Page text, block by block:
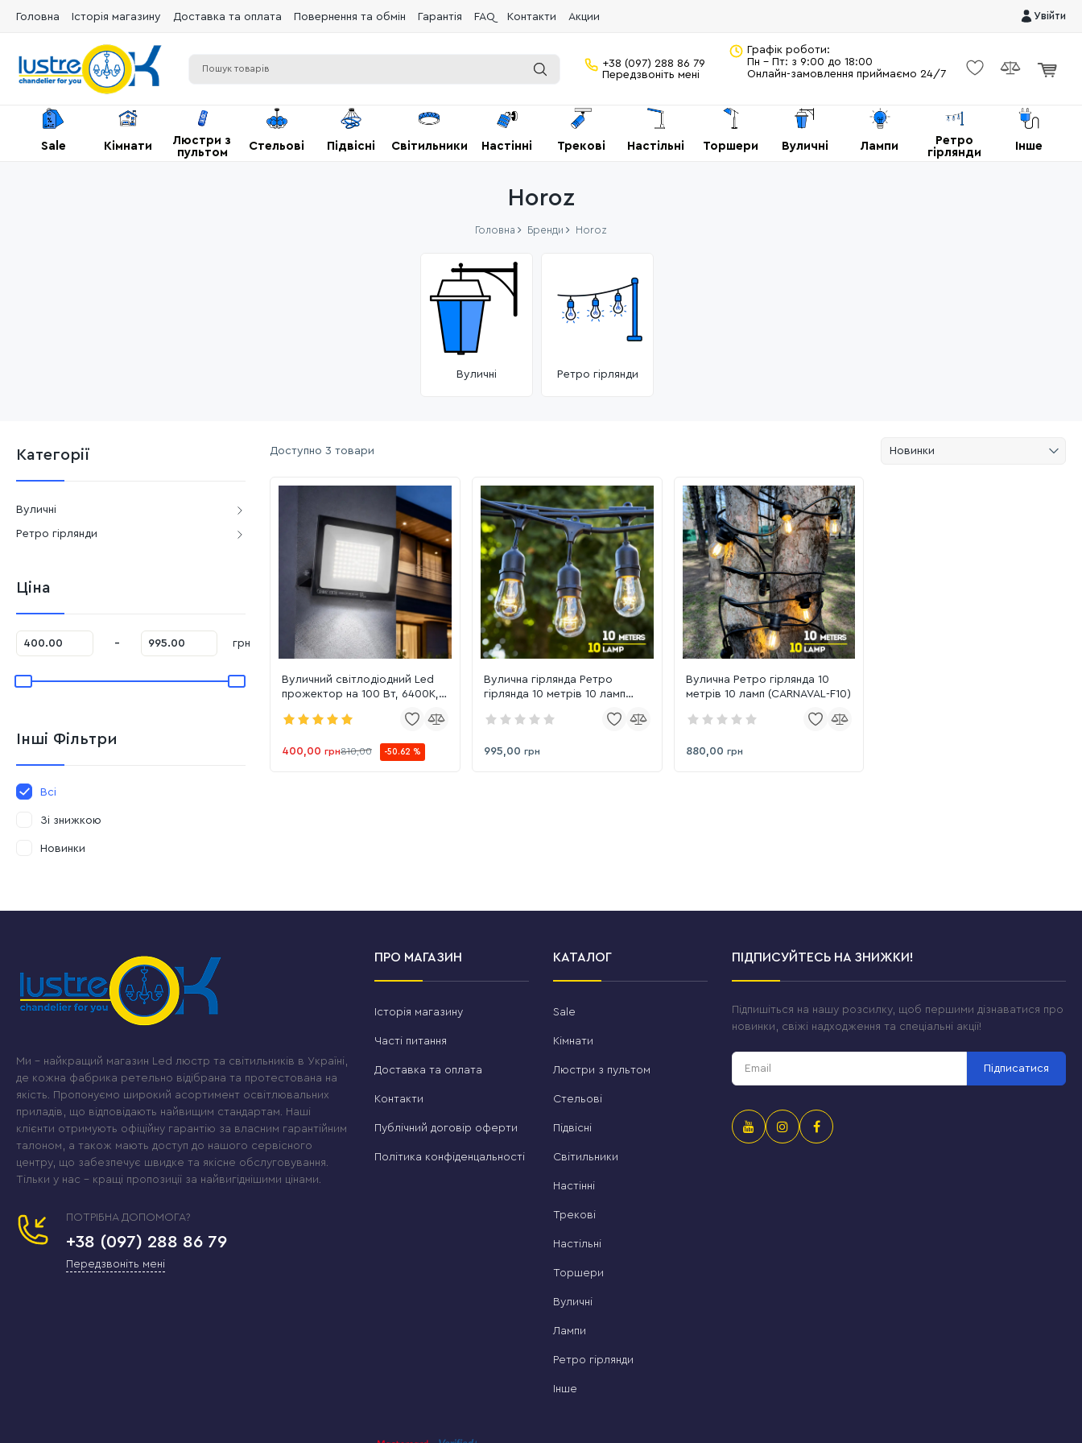
Головна Історія магазину Доставка та оплата Повернення та обмін Гарантія FAQ Контакти Акции Увійти
+38 (097) 288 86 79
Передзвоніть мені
Графік роботи:
Пн - Пт: з 9:00 до 18:00
Онлайн-замовлення приймаємо 24/7
Sale Кімнати
Люстри з
пультом
Стельові Підвісні Світильники Настінні Трекові Настільні Торшери Вуличні Лампи
Ретро
гірлянди
Інше
Horoz
Головна Бренди Horoz
Вуличні Ретро гірлянди
Категорії
Вуличні
Ретро гірлянди
Ціна
- грн
Інші Фільтри
Всі
Зі знижкою
Новинки
Доступно 3 товари Новинки
Вуличний світлодіодний Led
прожектор на 100 Вт, 6400K,
400,00 грн810,00 -50.62 %
Вулична гірлянда Ретро
гірлянда 10 метрів 10 ламп
995,00 грн
Вулична Ретро гірлянда 10
метрів 10 ламп (CARNAVAL-F10)
880,00 грн
Ми – найкращий магазин Led люстр та світильників в Україні,
де кожна фабрика ретельно відібрана та протестована на
якість. Пропонуємо широкий асортимент освітлювальних
приладів, що відповідають найвищим стандартам. Наші
клієнти отримують офіційну гарантію за власним гарантійним
талоном, а також мають доступ до нашого сервісного
центру, що забезпечує швидке та якісне обслуговування.
Тільки у нас – кращі пропозиції за найвигіднішими цінами.
ПОТРІБНА ДОПОМОГА?
+38 (097) 288 86 79
Передзвоніть мені
ПРО МАГАЗИН
Історія магазину
Часті питання
Доставка та оплата
Контакти
Публічний договір оферти
Політика конфіденцальності
КАТАЛОГ
Sale
Кімнати
Люстри з пультом
Стельові
Підвісні
Світильники
Настінні
Трекові
Настільні
Торшери
Вуличні
Лампи
Ретро гірлянди
Інше
ПІДПИСУЙТЕСЬ НА ЗНИЖКИ!
Підпишіться на нашу розсилку, щоб першими дізнаватися про
новинки, свіжі надходження та спеціальні акції!
Підписатися